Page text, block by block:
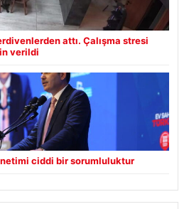
attı. Çalışma stresi
verildi
ciddi bir sorumluluktur